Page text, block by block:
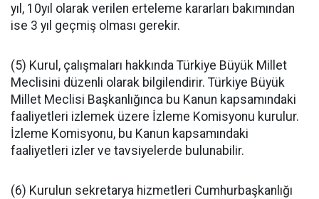
yıl, 10yıl olarak verilen erteleme kararları bakımından
ise 3 yıl geçmiş olması gerekir.
(5) Kurul, çalışmaları hakkında Türkiye Büyük Millet
Meclisini düzenli olarak bilgilendirir. Türkiye Büyük
Millet Meclisi Başkanlığınca bu Kanun kapsamındaki
faaliyetleri izlemek üzere İzleme Komisyonu kurulur.
İzleme Komisyonu, bu Kanun kapsamındaki
faaliyetleri izler ve tavsiyelerde bulunabilir.
(6) Kurulun sekretarya hizmetleri Cumhurbaşkanlığı